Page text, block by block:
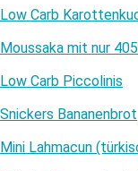
Low Carb
Moussaka mit nur
Low Carb Piccolinis
Snickers Bananenbrot
Mini Lahmacun